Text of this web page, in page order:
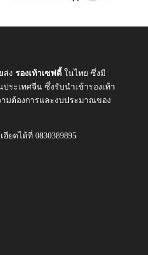
ส่ง รองเท้าเซฟตี้ ในไทย ซึ่งมี
ระเทศจีน ซึ่งรับนำเข้ารองเท้า
มต้องการและงบประมาณของ
ยดได้ที่ 0830389895